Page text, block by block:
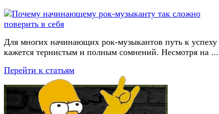
Для многих начинающих рок-музыкантов путь к успеху
кажется тернистым и полным сомнений. Несмотря на ...
Перейти к статьям